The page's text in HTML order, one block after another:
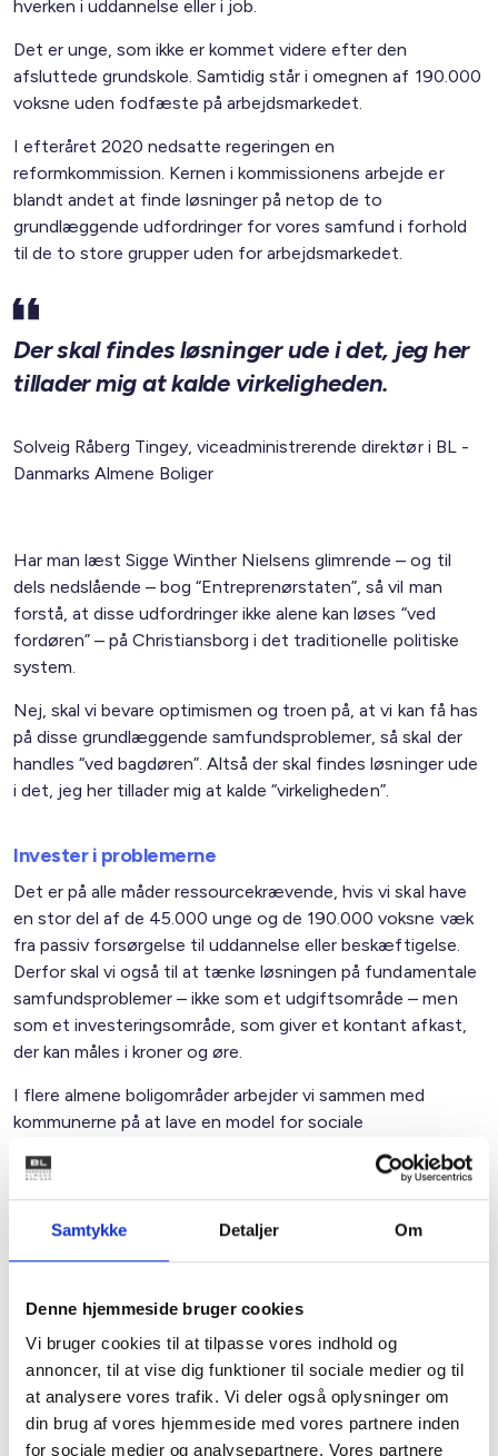
Samtykke Detaljer Om
Denne hjemmeside bruger cookies
Vi bruger cookies til at tilpasse vores indhold og
annoncer, til at vise dig funktioner til sociale medier og til
at analysere vores trafik. Vi deler også oplysninger om
din brug af vores hjemmeside med vores partnere inden
for sociale medier og analysepartnere. Vores partnere
hverken i uddannelse eller i job.
Det er unge, som ikke er kommet videre efter den
afsluttede grundskole. Samtidig står i omegnen af 190.000
voksne uden fodfæste på arbejdsmarkedet.
I efteråret 2020 nedsatte regeringen en
reformkommission. Kernen i kommissionens arbejde er
blandt andet at finde løsninger på netop de to
grundlæggende udfordringer for vores samfund i forhold
til de to store grupper uden for arbejdsmarkedet.
Der skal findes løsninger ude i det, jeg her
tillader mig at kalde virkeligheden.
Solveig Råberg Tingey, viceadministrerende direktør i BL -
Danmarks Almene Boliger
Har man læst Sigge Winther Nielsens glimrende – og til
dels nedslående – bog “Entreprenørstaten”, så vil man
forstå, at disse udfordringer ikke alene kan løses “ved
fordøren” – på Christiansborg i det traditionelle politiske
system.
Nej, skal vi bevare optimismen og troen på, at vi kan få has
på disse grundlæggende samfundsproblemer, så skal der
handles “ved bagdøren”. Altså der skal findes løsninger ude
i det, jeg her tillader mig at kalde “virkeligheden”.
Invester i problemerne
Det er på alle måder ressourcekrævende, hvis vi skal have
en stor del af de 45.000 unge og de 190.000 voksne væk
fra passiv forsørgelse til uddannelse eller beskæftigelse.
Derfor skal vi også til at tænke løsningen på fundamentale
samfundsproblemer – ikke som et udgiftsområde – men
som et investeringsområde, som giver et kontant afkast,
der kan måles i kroner og øre.
I flere almene boligområder arbejder vi sammen med
kommunerne på at lave en model for sociale
effektinvesteringer. I Kolding arbejdes der f.eks. på at lave
sociale effektinvesteringer for en specifikt udvalgt
målgruppe – ca. 70 borgere, heraf aktivitetsparate
kontanthjælpsmodtagere, borgere på integrationsydelse
m.v.
Hele tanken bag disse former for investeringer er, at
en effekt – altså en målbar økonomisk gevinst eller
besparelse, i tilfælde af, at borgere er kommet i job og
fastholder det.
Potentialerne for lignende modeller er til stede over hele